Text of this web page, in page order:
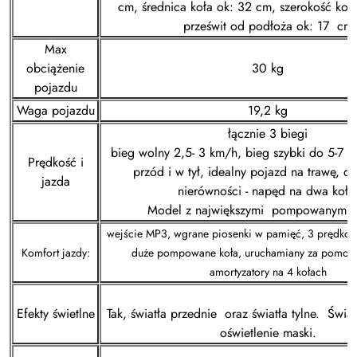
cm, średnica koła ok: 32 cm, szerokość
prześwit od podłoża ok: 17 cm
Max
obciążenie
pojazdu
30 kg
Waga pojazdu 19,2 kg
Prędkość i
jazda
łącznie 3 biegi
bieg wolny 2,5- 3 km/h, bieg szybki do 5-7
przód i w tył, idealny pojazd na trawę,
nierówności - napęd na dwa
Model z największymi pompowanymi
Komfort jazdy:
wejście MP3, wgrane piosenki w pamięć, 3
duże pompowane koła, uruchamiany za
amortyzatory na 4 kołach
Efekty świetlne
Tak, światła przednie oraz światła tylne.
oświetlenie maski.